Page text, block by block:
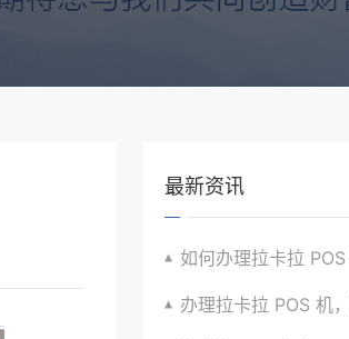
最新资讯
如何办理拉卡拉 POS 机，提升生意
办理拉卡拉 POS 机，享受便捷支